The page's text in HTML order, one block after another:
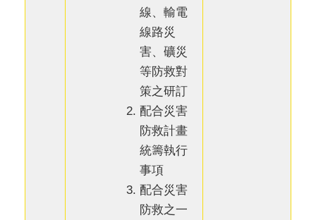
線、輸電
線路災
害、礦災
等防救對
策之研訂
配合災害
防救計畫
統籌執行
事項
配合災害
防救之一